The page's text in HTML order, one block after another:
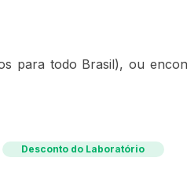
para todo Brasil), ou
Desconto do Laboratório